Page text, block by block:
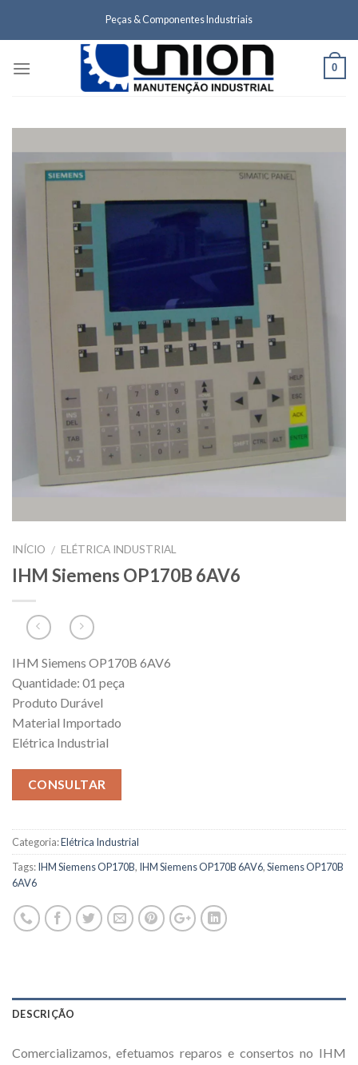
Peças & Componentes Industriais
0
INÍCIO / ELÉTRICA INDUSTRIAL
IHM Siemens OP170B 6AV6
IHM Siemens OP170B 6AV6
Quantidade: 01 peça
Produto Durável
Material Importado
Elétrica Industrial
CONSULTAR
Categoria:Elétrica Industrial
Tags:IHM Siemens OP170B, IHM Siemens OP170B 6AV6,Siemens OP170B
6AV6
DESCRIÇÃO
Comercializamos, efetuamos reparos e consertos no IHM